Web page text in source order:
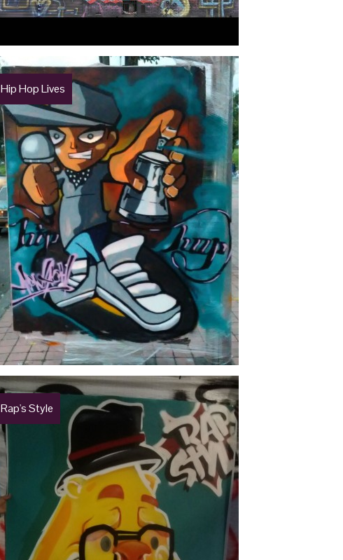
Hip Hop Lives
Rap's Style